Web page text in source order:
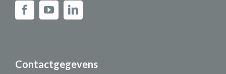
Contactgegevens